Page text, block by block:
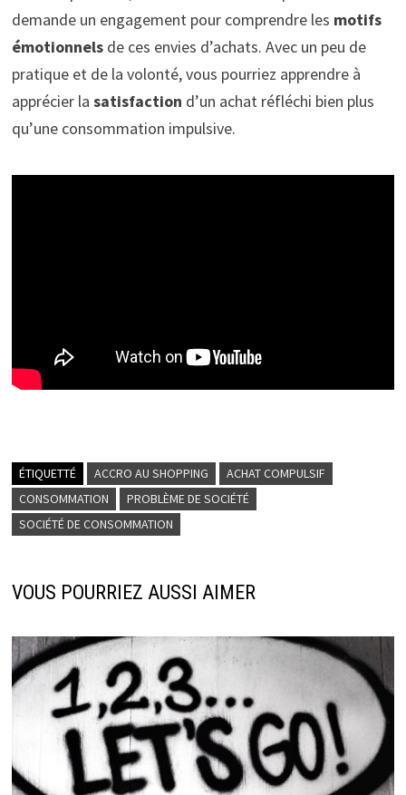
demande un engagement pour comprendre les motifs
émotionnelsde ces envies d’achats. Avec un peu de
pratique et de la volonté, vous pourriez apprendre à
apprécier la satisfaction d’un achat réfléchi bien plus
qu’une consommation impulsive.
ÉTIQUETTÉ ACCRO AU SHOPPING
ACHAT COMPULSIF
CONSOMMATION
PROBLÈME DE SOCIÉTÉ
SOCIÉTÉ DE CONSOMMATION
VOUS POURRIEZ AUSSI AIMER